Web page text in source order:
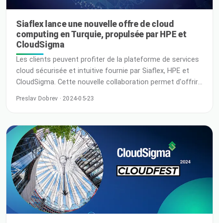
Siaflex lance une nouvelle offre de cloud
computing en Turquie, propulsée par HPE et
CloudSigma
Les clients peuvent profiter de la plateforme de services
cloud sécurisée et intuitive fournie par Siaflex, HPE et
CloudSigma. Cette nouvelle collaboration permet d'offrir
des services d'informatique souveraine locale pour
Mexico – 16 mai 2024 – Lors de la CloudSigma Global
Partners Conference, Robert Jenkin, PDG de
CloudSigma, et…
Preslav Dobrev · 2024-05-23